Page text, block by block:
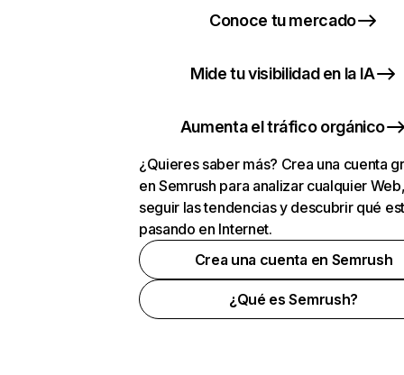
Conoce tu mercado
Mide tu visibilidad en la IA
Aumenta el tráfico orgánico
¿Quieres saber más? Crea una cuenta
en Semrush para analizar cualquier
seguir las tendencias y descubrir qué
pasando en Internet.
Crea una cuenta en Semrush
¿Qué es Semrush?